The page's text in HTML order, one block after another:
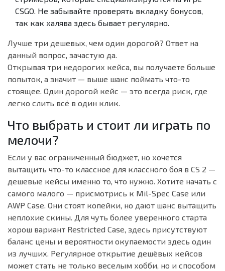
CSGO. Не забывайте проверять вкладку бонусов,
так как халява здесь бывает регулярно.
Лучше три дешевых, чем один дорогой? Ответ на
данный вопрос, зачастую да.
Открывая три недорогих кейса, вы получаете больше
попыток, а значит — выше шанс поймать что-то
стоящее. Один дорогой кейс — это всегда риск, где
легко слить всё в один клик.
Что выбрать и стоит ли играть по
мелочи?
Если у вас ограниченный бюджет, но хочется
вытащить что-то классное для классного боя в CS 2 —
дешевые кейсы именно то, что нужно. Хотите начать с
самого малого — присмотрись к Mil-Spec Case или
AWP Case. Они стоят копейки, но дают шанс вытащить
неплохие скины. Для чуть более уверенного старта
хорош вариант Restricted Case, здесь присутствуют
баланс цены и вероятности окупаемости здесь один
из лучших. Регулярное открытие дешёвых кейсов
может стать не только веселым хобби, но и способом